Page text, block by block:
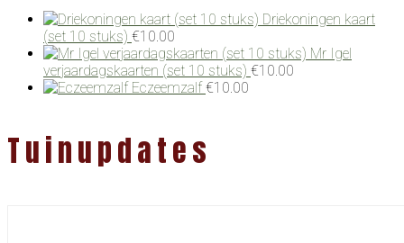
Driekoningen kaart
(set 10 stuks) €10.00
Mr Igel
verjaardagskaarten (set 10 stuks) €10.00
Eczeemzalf €10.00
Tuinupdates